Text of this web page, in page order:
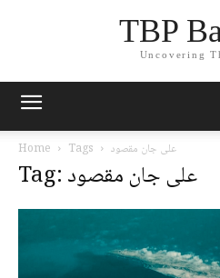
TBP
Uncovering
Home Tags علی جان مقصود
Tag: علی جان مقصود